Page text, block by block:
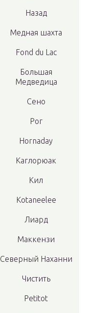
Назад
Медная шахта
Fond du Lac
Большая
Медведица
Сено
Рог
Hornaday
Каглорюак
Кил
Kotaneelee
Лиард
Маккензи
Северный Наханни
Чистить
Petitot